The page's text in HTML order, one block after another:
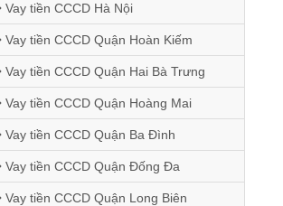
Vay tiền CCCD Hà Nội
Vay tiền CCCD Quận Hoàn Kiếm
Vay tiền CCCD Quận Hai Bà Trưng
Vay tiền CCCD Quận Hoàng Mai
Vay tiền CCCD Quận Ba Đình
Vay tiền CCCD Quận Đống Đa
Vay tiền CCCD Quận Long Biên